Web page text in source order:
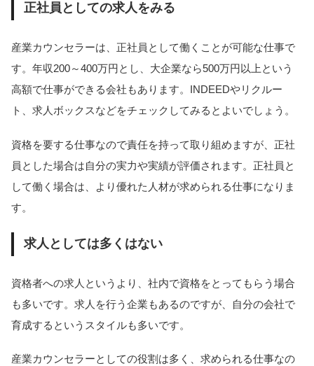
正社員としての求人をみる
産業カウンセラーは、正社員として働くことが可能な仕事で
す。年収200～400万円とし、大企業なら500万円以上という
高額で仕事ができる会社もあります。INDEEDやリクルー
ト、求人ボックスなどをチェックしてみるとよいでしょう。
資格を要する仕事なので責任を持って取り組めますが、正社
員とした場合は自分の実力や実績が評価されます。正社員と
して働く場合は、より優れた人材が求められる仕事になりま
す。
求人としては多くはない
資格者への求人というより、社内で資格をとってもらう場合
も多いです。求人を行う企業もあるのですが、自分の会社で
育成するというスタイルも多いです。
産業カウンセラーとしての役割は多く、求められる仕事なの